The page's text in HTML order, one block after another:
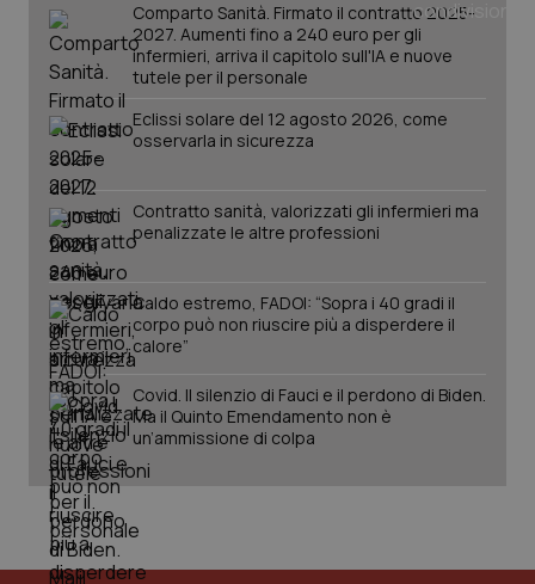
Comparto Sanità. Firmato il contratto 2025-
2027. Aumenti fino a 240 euro per gli
infermieri, arriva il capitolo sull'IA e nuove
tutele per il personale
Eclissi solare del 12 agosto 2026, come
osservarla in sicurezza
Contratto sanità, valorizzati gli infermieri ma
penalizzate le altre professioni
Caldo estremo, FADOI: “Sopra i 40 gradi il
corpo può non riuscire più a disperdere il
calore”
Covid. Il silenzio di Fauci e il perdono di Biden.
Ma il Quinto Emendamento non è
un’ammissione di colpa
PHPSESSID